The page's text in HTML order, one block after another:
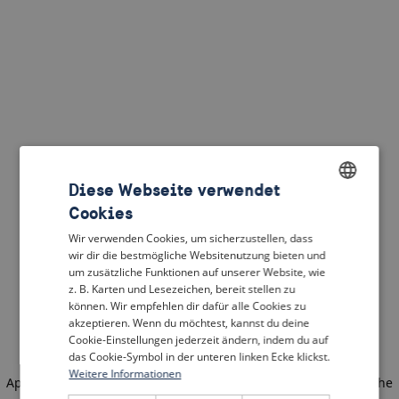
Application error: a client-side exception has occurred
(see the
DUTCH
FRENCH
GERMAN
Diese Webseite verwendet
Cookies
Wir verwenden Cookies, um sicherzustellen, dass
wir dir die bestmögliche Websitenutzung bieten und
um zusätzliche Funktionen auf unserer Website, wie
z. B. Karten und Lesezeichen, bereit stellen zu
können. Wir empfehlen dir dafür alle Cookies zu
akzeptieren. Wenn du möchtest, kannst du deine
Cookie-Einstellungen jederzeit ändern, indem du auf
das Cookie-Symbol in der unteren linken Ecke klickst.
Weitere Informationen